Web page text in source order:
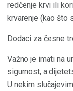
redčenje krvi ili
krvarenje (kao što
Dodaci za česne
Važno je imati na
sigurnost, a
U nekim